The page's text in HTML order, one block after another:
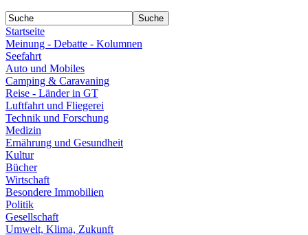
Startseite
Meinung - Debatte - Kolumnen
Seefahrt
Auto und Mobiles
Camping & Caravaning
Reise - Länder in GT
Luftfahrt und Fliegerei
Technik und Forschung
Medizin
Ernährung und Gesundheit
Kultur
Bücher
Wirtschaft
Besondere Immobilien
Politik
Gesellschaft
Umwelt, Klima, Zukunft